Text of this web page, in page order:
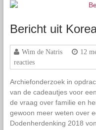
Bericht uit
Wim de Natris 12
reacties
Archiefonderzoek in
van de cadeautjes voor
de vraag over familie en
gewoon meer weten over
Dodenherdenking 2018